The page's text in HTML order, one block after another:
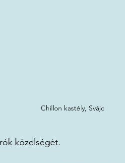
Chillon kastély, Svájc
közelségét.